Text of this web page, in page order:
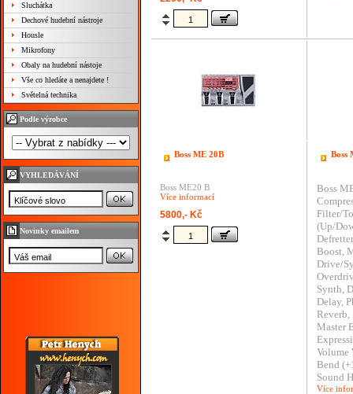
Sluchátka
Dechové hudební nástroje
Housle
Mikrofony
Obaly na hudební nástoje
Vše co hledáte a nenajdete !
Světelná technika
Podle výrobce
VYHLEDÁVÁNÍ
Novinky emailem
Boss ME 20B
Boss ME20 B
Více informací
5800,- Kč
Boss
Boss
Filter/
(Up/
Boost,
Drive/
Synth,
Delay,
Reverb,
Master
Volume
Bend
Sound
Více